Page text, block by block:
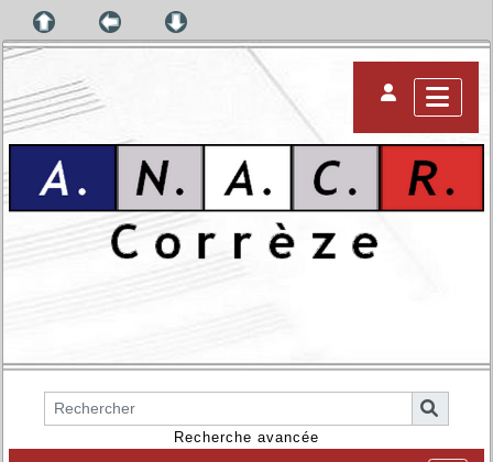
Recherche avancée